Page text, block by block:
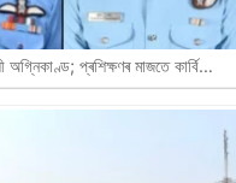
প্ৰশিক্ষণৰ মাজতে কাৰ্বি…